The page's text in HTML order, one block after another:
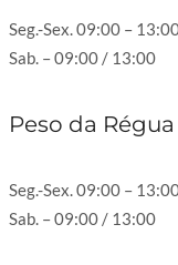
Seg.-Sex. 09:00 –
Sab. – 09:00 / 13:00
Peso da Régua
Seg.-Sex. 09:00 –
Sab. – 09:00 / 13:00